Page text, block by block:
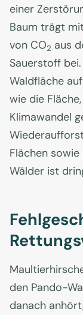
einer
Baum trägt
von CO2 aus
Sauerstoff
Waldfläche
wie die
Klimawandel
Flächen
Wälder ist
den Pando-
danach